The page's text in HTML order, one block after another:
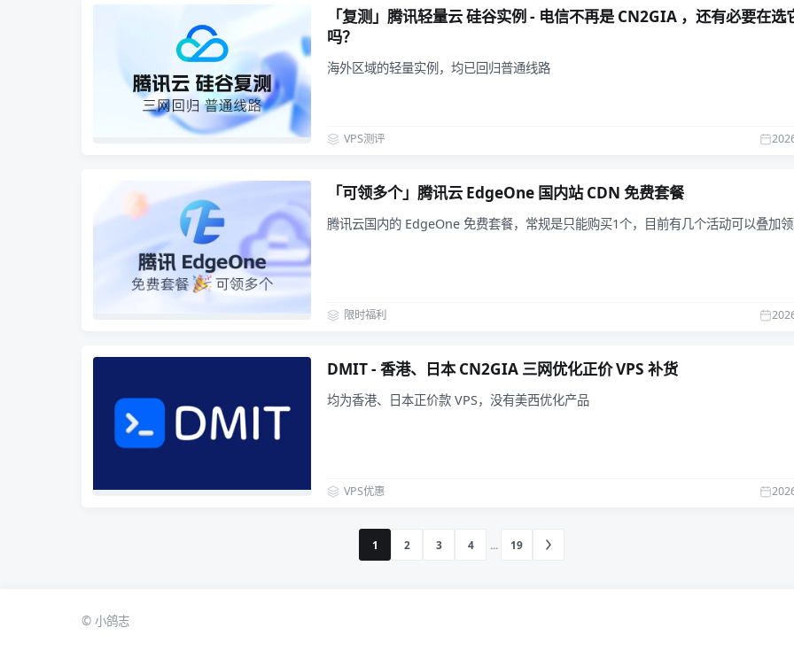
「复测」腾讯轻量云 硅谷实例 - 电信不再是 CN2GIA ，还有必要在选
吗？
海外区域的轻量实例，均已回归普通线路
VPS测评
「可领多个」腾讯云 EdgeOne 国内站 CDN 免费套餐
腾讯云国内的 EdgeOne 免费套餐，常规是只能购买1个，目前有几个活动可以叠加
限时福利
DMIT - 香港、日本 CN2GIA 三网优化正价 VPS 补货
均为香港、日本正价款 VPS，没有美西优化产品
VPS优惠
1 2 3 4 ... 19
© 小鸽志